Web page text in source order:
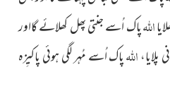
اللہپاک اُسے جنتی پھل کھلائے گااور
اللہپاک اُسے مُہر لگی ہوئی پاکیِزہ